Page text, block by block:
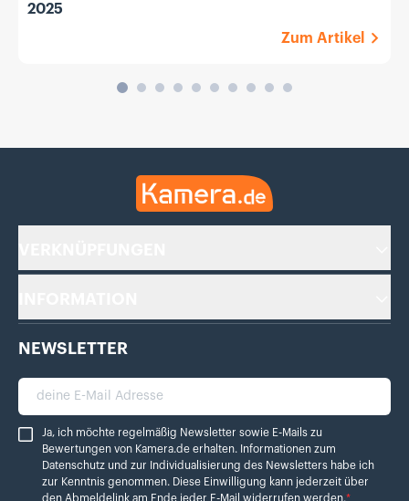
2025
Zum Artikel
Kamera.de
NEWSLETTER
deine E-Mail Adresse
Ja, ich möchte regelmäßig Newsletter sowie E-Mails zu Bewertungen von
Ja, ich möchte regelmäßig Newsletter sowie E-Mails zu
Bewertungen von Kamera.de erhalten. Informationen zum
Datenschutz und zur Individualisierung des Newsletters habe ich
zur Kenntnis genommen. Diese Einwilligung kann jederzeit über
den Abmeldelink am Ende jeder E-Mail widerrufen werden.*